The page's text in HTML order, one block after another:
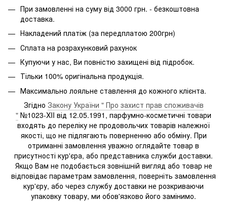
При замовленні на суму від 3000 грн. - безкоштовна
доставка.
Накладений платіж (за передплатою 200грн)
Сплата на розрахунковий рахунок
Купуючи у нас, Ви повністю захищені від підробок.
Тільки 100% оригінальна продукція.
Максимально лояльне ставлення до кожного клієнта.
Згідно Закону України " Про захист прав споживачів
" №1023-XII від 12.05.1991, парфумно-косметичні товари
входять до переліку не продовольчих товарів належної
якості, що не підлягають поверненню або обміну. При
отриманні замовлення уважно оглядайте товар в
присутності кур'єра, або представника служби доставки.
Якщо Вам не подобається зовнішній вигляд або товар не
відповідає параметрам замовлення, поверніть замовлення
кур'єру, або через службу доставки не розкриваючи
упаковку товару, ми обов'язково його замінимо.